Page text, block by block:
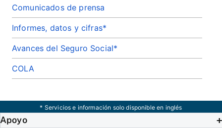
Comunicados de prensa
Informes, datos y cifras*
Avances del Seguro Social*
COLA
* Servicios e información solo disponible en inglés
Apoyo